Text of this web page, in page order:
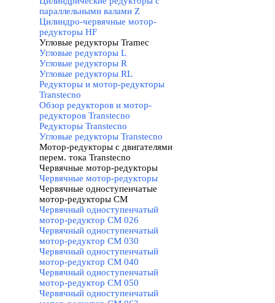
параллельными валами Z
Цилиндро-червячные мотор-
редукторы HF
Угловые редукторы Tramec
Угловые редукторы L
Угловые редукторы R
Угловые редукторы RL
Редукторы и мотор-редукторы
Transtecno
Обзор редукторов и мотор-
редукторов Transtecno
Редукторы Transtecno
Угловые редукторы Transtecno
Мотор-редукторы с двигателями
перем. тока Transtecno
Червячные мотор-редукторы
Червячные мотор-редукторы
Червячные одноступенчатые
мотор-редукторы CM
Червячный одноступенчатый
мотор-редуктор CM 026
Червячный одноступенчатый
мотор-редуктор CM 030
Червячный одноступенчатый
мотор-редуктор CM 040
Червячный одноступенчатый
мотор-редуктор CM 050
Червячный одноступенчатый